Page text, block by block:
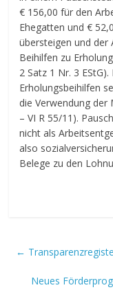
€ 156,00 für den
Ehegatten und €
übersteigen und der
Beihilfen zu
2 Satz 1 Nr. 3
Erholungsbeihilfen
die Verwendung der
– VI R 55/11).
nicht als
also
Belege zu den
←
Neues